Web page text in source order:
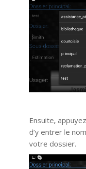
Ensuite,
d’y entrer le
votre dossier.